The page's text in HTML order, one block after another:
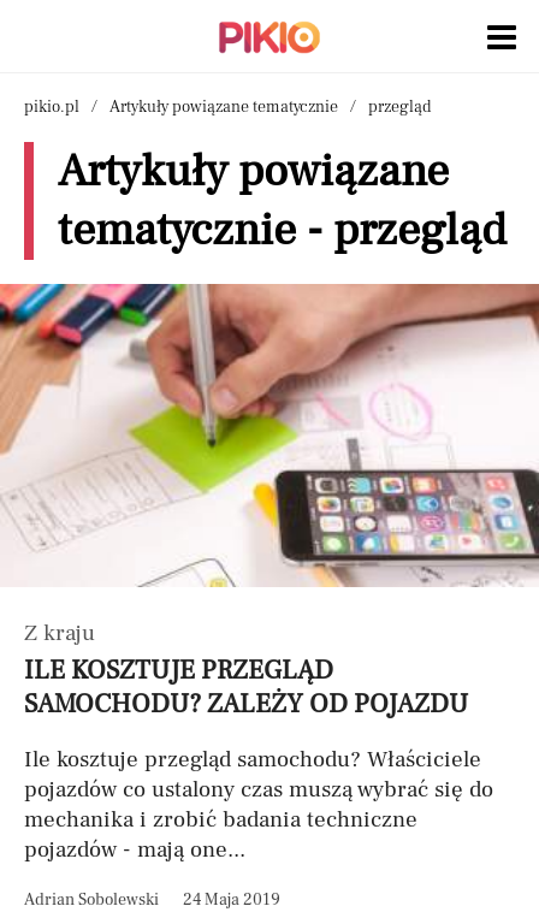
pikio.pl Artykuły powiązane tematycznie przegląd
Artykuły powiązane
tematycznie - przegląd
Z kraju
ILE KOSZTUJE PRZEGLĄD
SAMOCHODU? ZALEŻY OD POJAZDU
Ile kosztuje przegląd samochodu? Właściciele
pojazdów co ustalony czas muszą wybrać się do
mechanika i zrobić badania techniczne
pojazdów - mają one...
Adrian Sobolewski 24 Maja 2019